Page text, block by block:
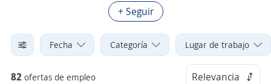
+ Seguir
Fecha Categoría Lugar de trabajo
82 ofertas de empleo Relevancia